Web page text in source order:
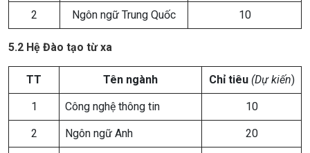
2 Ngôn ngữ Trung Quốc 10
5.2 Hệ Đào tạo từ xa
TT Tên ngành Chỉ tiêu (Dự kiến)
1 Công nghệ thông tin 10
2 Ngôn ngữ Anh 20